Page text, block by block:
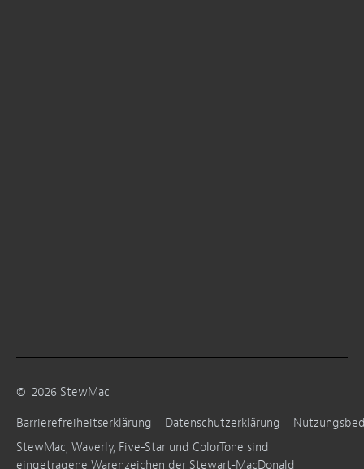
© 2026 StewMac
Barrierefreiheitserklärung
Datenschutzerklärung
StewMac, Waverly, Five-Star und ColorTone sind
eingetragene Warenzeichen der Stewart-MacDonald